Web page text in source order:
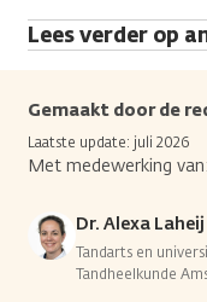
Lees verder op
Gemaakt door de
Laatste update: juli 2026
Met medewerking van:
Dr. Alexa Laheij
Tandarts en
Tandheelkunde